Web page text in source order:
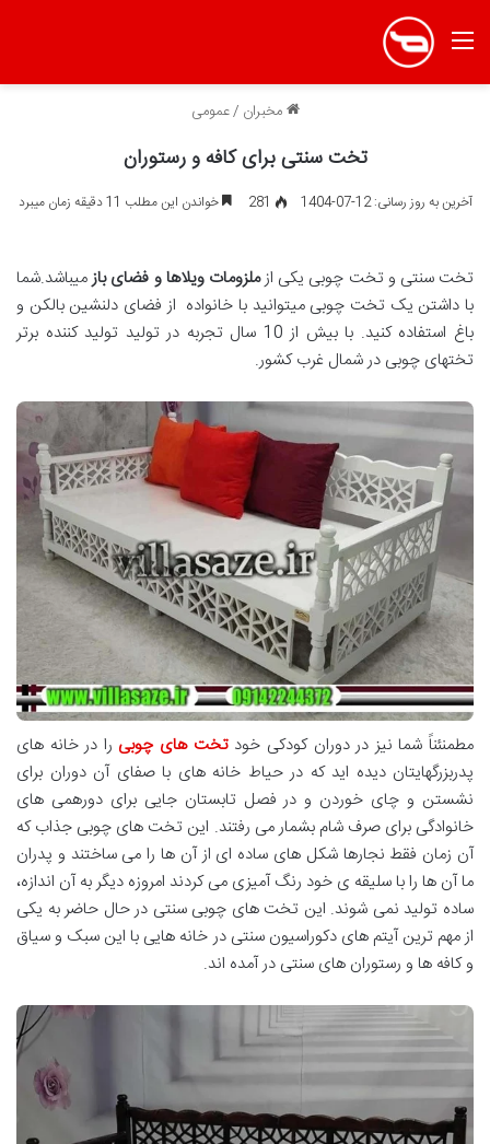
منو
مخبران /عمومی
تخت سنتی برای کافه و رستوران
آخرین به روز رسانی: 12-07-1404 281 خواندن این مطلب 11 دقیقه زمان میبرد
تخت سنتی و تخت چوبی یکی ازملزومات ویلاها و فضای بازمیباشد.شما
با داشتن یک تخت چوبی میتوانید با خانواده از فضای دلنشین بالکن و
باغ استفاده کنید. با بیش از 10 سال تجربه در تولید تولید کننده برتر
تختهای چوبی در شمال غرب کشور.
مطمنئناً شما نیز در دوران کودکی خودتخت های چوبی را در خانه های
پدربزرگهایتان دیده اید که در حیاط خانه های با صفای آن دوران برای
نشستن و چای خوردن و در فصل تابستان جایی برای دورهمی های
خانوادگی برای صرف شام بشمار می رفتند. این تخت های چوبی جذاب که
آن زمان فقط نجارها شکل های ساده ای از آن ها را می ساختند و پدران
ما آن ها را با سلیقه ی خود رنگ آمیزی می کردند امروزه دیگر به آن اندازه،
ساده تولید نمی شوند. این تخت های چوبی سنتی در حال حاضر به یکی
از مهم ترین آیتم های دکوراسیون سنتی در خانه هایی با این سبک و سیاق
و کافه ها و رستوران های سنتی در آمده اند.